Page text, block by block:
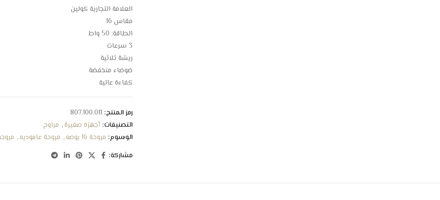
العلامة التجارية كولين
مقاس 16
الطاقة: 50 واط
3 سرعات
ريشة ثلاثية
ضوضاء منخفضة
كفاءة عالية
رمز المنتج: 807.100.011
التصنيفات: أجهزة صغيرة, مراوح
الوسوم: مروحة 16 بوصه , مروحة عاموديه,
مشاركة: